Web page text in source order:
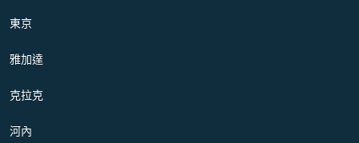
東京
雅加達
克拉克
河內